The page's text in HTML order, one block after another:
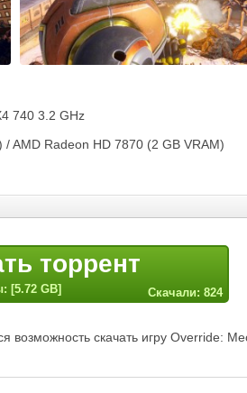
740 3.2 GHz
AMD Radeon HD 7870 (2 GB VRAM)
торрент
[5.72 GB] Скачали: 824
возможность скачать игру Override: